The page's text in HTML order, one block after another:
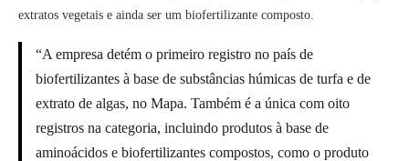
extratos vegetais e ainda ser um biofertilizante composto.
“A empresa detém o primeiro registro no país de
biofertilizantes à base de substâncias húmicas de turfa e de
extrato de algas, no Mapa. Também é a única com oito
registros na categoria, incluindo produtos à base de
aminoácidos e biofertilizantes compostos, como o produto